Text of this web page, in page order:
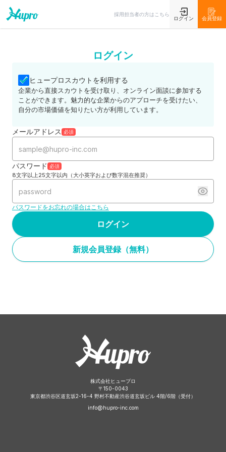
採用担当者の方はこちら
ログイン 会員登録
ログイン
ヒュープロスカウトを利用する
企業から直接スカウトを受け取り、オンライン面談に参加する
ことができます。魅力的な企業からのアプローチを受けたい、
自分の市場価値を知りたい方が利用しています。
メールアドレス 必須
パスワード 必須
8文字以上25文字以内（大小英字および数字混在推奨）
パスワードをお忘れの場合はこちら
ログイン
新規会員登録（無料）
株式会社ヒュープロ
〒 150-0043
東京都渋谷区道玄坂2-16-4 野村不動産渋谷道玄坂ビル 4階/6階（受付）
info@hupro-inc.com